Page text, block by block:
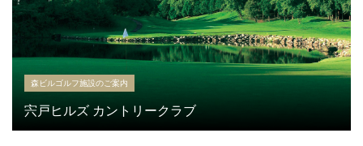
森ビルゴルフ施設のご案内
宍戸ヒルズ カントリークラブ